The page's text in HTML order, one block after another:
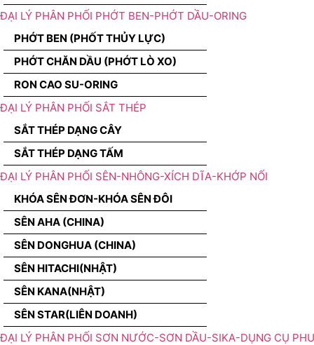
ĐẠI LÝ PHÂN PHỐI PHỚT BEN-PHỚT DẦU-ORING
PHỚT BEN (PHỐT THỦY LỰC)
PHỚT CHĂN DẦU (PHỚT LÒ XO)
RON CAO SU-ORING
ĐẠI LÝ PHÂN PHỐI SẮT THÉP
SẮT THÉP DẠNG CÂY
SẮT THÉP DẠNG TẤM
ĐẠI LÝ PHÂN PHỐI SÊN-NHÔNG-XÍCH DĨA-KHỚP NỐI
KHÓA SÊN ĐƠN-KHÓA SÊN ĐÔI
SÊN AHA (CHINA)
SÊN DONGHUA (CHINA)
SÊN HITACHI(NHẬT)
SÊN KANA(NHẬT)
SÊN STAR(LIÊN DOANH)
ĐẠI LÝ PHÂN PHỐI SƠN NƯỚC-SƠN DẦU-SIKA-DỤNG CỤ